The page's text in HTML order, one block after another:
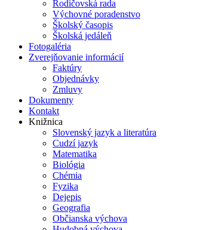
Rodičovská rada
Výchovné poradenstvo
Školský časopis
Školská jedáleň
Fotogaléria
Zverejňovanie informácií
Faktúry
Objednávky
Zmluvy
Dokumenty
Kontakt
Knižnica
Slovenský jazyk a literatúra
Cudzí jazyk
Matematika
Biológia
Chémia
Fyzika
Dejepis
Geografia
Občianska výchova